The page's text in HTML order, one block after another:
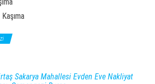
Sakarya Mahallesi Evden Eve Nakliyat